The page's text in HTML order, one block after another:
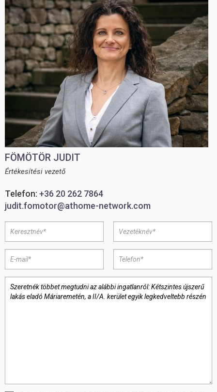
FÖMÖTÖR JUDIT
Értékesítési vezető
Telefon: +36 20 262 7864
judit.fomotor@athome-network.com